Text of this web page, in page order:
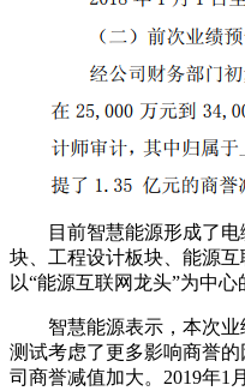
目前智慧能源形成了
块、工程设计板块、能源
以“能源互联网龙头”为中
智慧能源表示，本次
测试考虑了更多影响商誉
司商誉减值加大。2019年1